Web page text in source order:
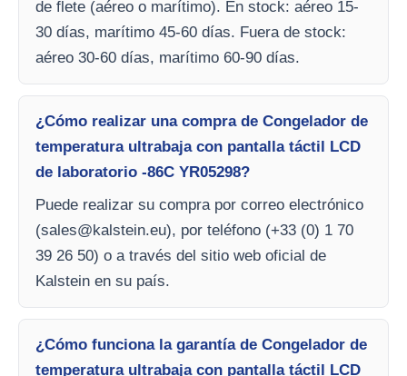
de flete (aéreo o marítimo). En stock: aéreo 15-
30 días, marítimo 45-60 días. Fuera de stock:
aéreo 30-60 días, marítimo 60-90 días.
¿Cómo realizar una compra de Congelador de
temperatura ultrabaja con pantalla táctil LCD
de laboratorio -86C YR05298?
Puede realizar su compra por correo electrónico
(sales@kalstein.eu), por teléfono (+33 (0) 1 70
39 26 50) o a través del sitio web oficial de
Kalstein en su país.
¿Cómo funciona la garantía de Congelador de
temperatura ultrabaja con pantalla táctil LCD